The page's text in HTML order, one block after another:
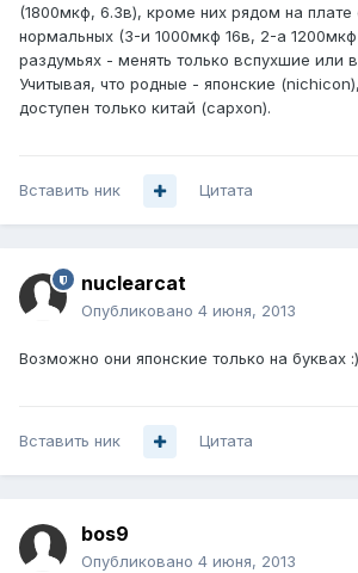
(1800мкф, 6.3в), кроме них рядом на
нормальных (3-и 1000мкф 16в, 2-а
раздумьях - менять только вспухшие или
Учитывая, что родные - японские
доступен только китай (capxon).
Вставить ник Цитата
nuclearcat
Опубликовано 4 июня, 2013
Возможно они японские только на буквах :)
Вставить ник Цитата
bos9
Опубликовано 4 июня, 2013